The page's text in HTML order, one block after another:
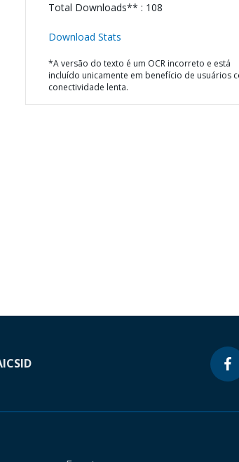
Total Downloads** : 108
Download Stats
*A versão do texto é um OCR incorreto e está
incluído unicamente em benefício de usuários
conectividade lenta.
ICSID